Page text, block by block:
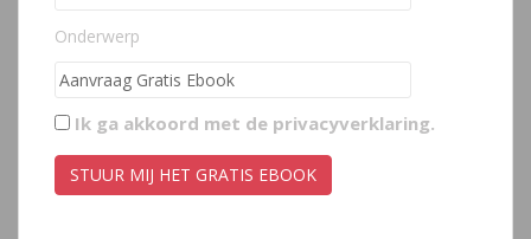
Onderwerp
Ik ga akkoord met de privacyverklaring.